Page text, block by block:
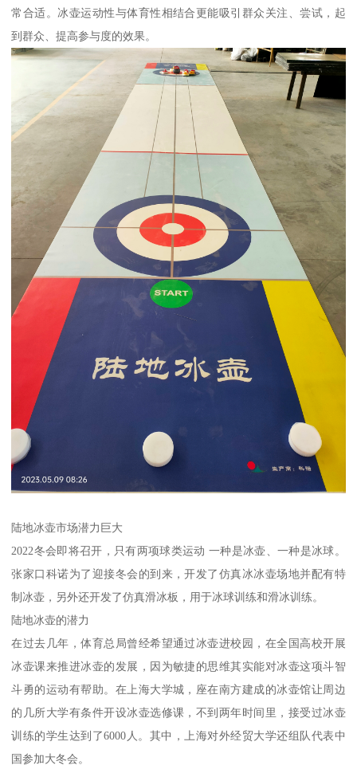
常合适。冰壶运动性与体育性相结合更能吸引群众关注、尝试，起
到群众、提高参与度的效果。
陆地冰壶市场潜力巨大
2022冬会即将召开，只有两项球类运动 一种是冰壶、一种是冰球。
张家口科诺为了迎接冬会的到来，开发了仿真冰冰壶场地并配有特
制冰壶，另外还开发了仿真滑冰板，用于冰球训练和滑冰训练。
陆地冰壶的潜力
在过去几年，体育总局曾经希望通过冰壶进校园，在全国高校开展
冰壶课来推进冰壶的发展，因为敏捷的思维其实能对冰壶这项斗智
斗勇的运动有帮助。在上海大学城，座在南方建成的冰壶馆让周边
的几所大学有条件开设冰壶选修课，不到两年时间里，接受过冰壶
训练的学生达到了6000人。其中，上海对外经贸大学还组队代表中
国参加大冬会。